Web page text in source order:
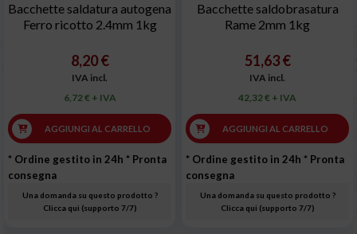
Bacchette saldatura autogena
Ferro ricotto 2.4mm 1kg
8,20 €
IVA incl.
6,72 € + IVA
AGGIUNGI AL CARRELLO
* Ordine gestito in 24h * Pronta
consegna
Una domanda su questo prodotto ?
Clicca qui (supporto 7/7)
Bacchette saldobrasatura
Rame 2mm 1kg
51,63 €
IVA incl.
42,32 € + IVA
AGGIUNGI AL CARRELLO
* Ordine gestito in 24h * Pronta
consegna
Una domanda su questo prodotto ?
Clicca qui (supporto 7/7)